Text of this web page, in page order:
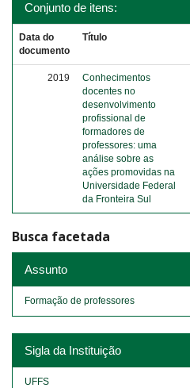
Conjunto de itens:
Data do
documento
Título
2019
Conhecimentos
docentes no
desenvolvimento
profissional de
formadores de
professores: uma
análise sobre as
ações promovidas na
Universidade Federal
da Fronteira Sul
Busca facetada
Assunto
Formação de professores
Sigla da Instituição
UFFS